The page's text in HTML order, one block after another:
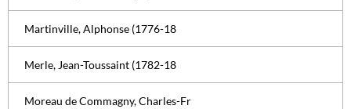
Martinville, Alphonse (1776-18
Merle, Jean-Toussaint (1782-18
Moreau de Commagny, Charles-Fr